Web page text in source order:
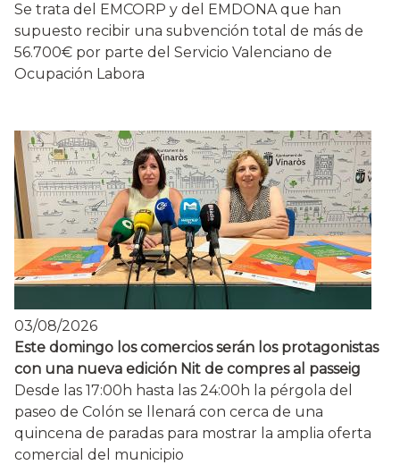
Se trata del EMCORP y del EMDONA que han
supuesto recibir una subvención total de más de
56.700€ por parte del Servicio Valenciano de
Ocupación Labora
03/08/2026
Este domingo los comercios serán los protagonistas
con una nueva edición Nit de compres al passeig
Desde las 17:00h hasta las 24:00h la pérgola del
paseo de Colón se llenará con cerca de una
quincena de paradas para mostrar la amplia oferta
comercial del municipio